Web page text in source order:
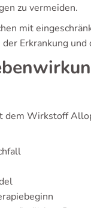
zu vermeiden.
mit
Erkrankung und
dem Wirkstoff